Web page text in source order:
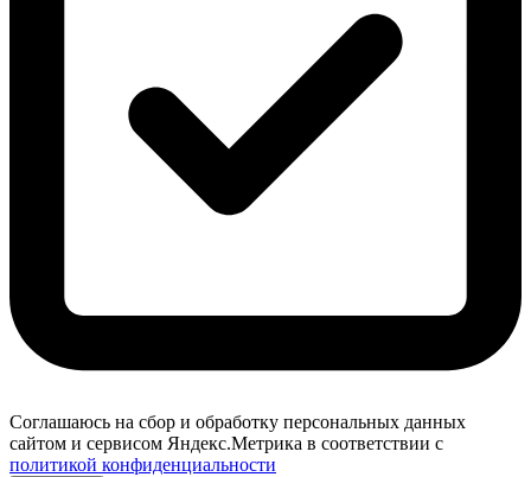
Соглашаюсь на сбор и обработку персональных данных
сайтом и сервисом Яндекс.Метрика в соответствии с
политикой конфиденциальности